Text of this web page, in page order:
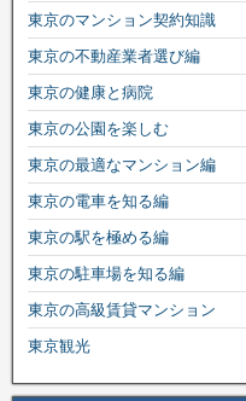
東京のマンション契約知識
東京の不動産業者選び編
東京の健康と病院
東京の公園を楽しむ
東京の最適なマンション編
東京の電車を知る編
東京の駅を極める編
東京の駐車場を知る編
東京の高級賃貸マンション
東京観光